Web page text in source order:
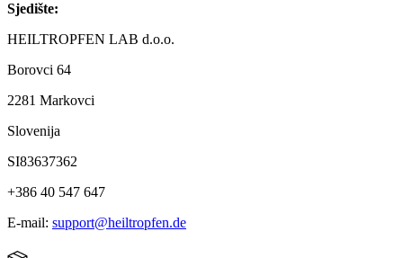
Sjedište:
HEILTROPFEN LAB d.o.o.
Borovci 64
2281 Markovci
Slovenija
SI83637362
+386 40 547 647
E-mail: support@heiltropfen.de